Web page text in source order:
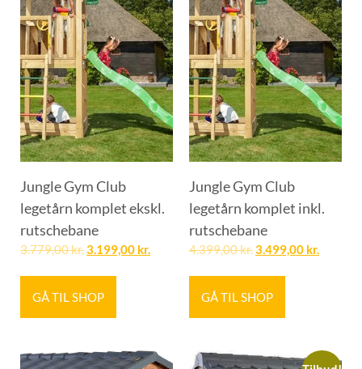
Jungle Gym Club
legetårn komplet ekskl.
rutschebane
3.779,00kr.3.199,00 kr.
GÅ TIL SHOP
Jungle Gym Club
legetårn komplet inkl.
rutschebane
4.399,00kr.3.499,00 kr.
GÅ TIL SHOP